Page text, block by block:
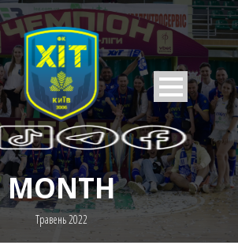
MONTH
Травень 2022